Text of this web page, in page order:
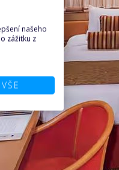
našeho
zážitku z